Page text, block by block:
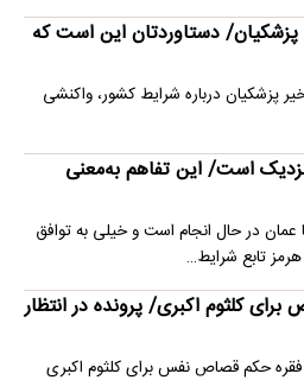
پزشکیان/ دستاوردتان این است که
پزشکیان درباره شرایط کشور، واکنشی
است/ این تفاهم به‌معنی
عمان در حال انجام است و خیلی به توافق
تابع شرایط…
برای کلثوم اکبری/ پرونده در انتظار
سخنگوی قوه قضاییه از صدور ۱۰ فقره حکم قصاص نفس برای کلثوم اکبری